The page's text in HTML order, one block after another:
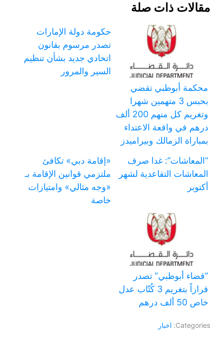
مقالات ذات صلة
محكمة أبوظبي تقضي
بحبس 3 متهمين شهرا
وتغريم كل منهم 200 ألف
درهم في واقعة الاعتداء
بمباراة الزمالك وبيراميدز
حكومة دولة الإمارات
تصدر مرسوم بقانون
اتحادي جديد بشأن تنظيم
السير والمرور
“المعاشات”: غدا صرف
المعاشات التقاعدية لشهر
أكتوبر
«إقامة دبي» تكافئ
ملتزمي قوانين الإقامة بـ
«وجه مثالي» وامتيازات
خاصة
‏”قضاء أبوظبي” تصدر
قراراً بتغريم 3 كُتّاب عدل
خاص 50 ألف درهم
Categories: اخبار